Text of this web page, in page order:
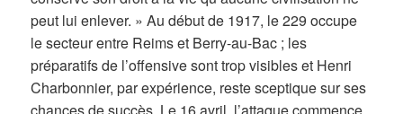
peut lui enlever. » Au début de 1917, le 229 occupe
le secteur entre Reims et Berry-au-Bac ; les
préparatifs de l’offensive sont trop visibles et Henri
Charbonnier, par expérience, reste sceptique sur ses